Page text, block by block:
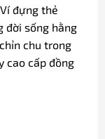
đựng thẻ
đời sống hằng
chu trong
cao cấp đồng